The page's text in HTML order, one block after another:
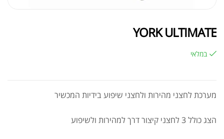
YORK ULTIMATE
במלאי
מערכת לחצני מהירות ולחצני שיפוע בידיות המכשיר
הצג כולל 3 לחצני קיצור דרך למהירות ולשיפוע